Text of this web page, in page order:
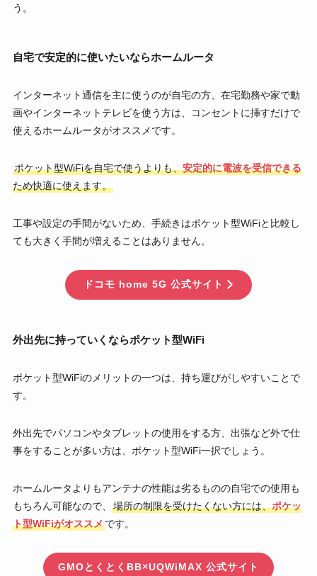
う。
自宅で安定的に使いたいならホームルータ
インターネット通信を主に使うのが自宅の方、在宅勤務や家で動
画やインターネットテレビを使う方は、コンセントに挿すだけで
使えるホームルータがオススメです。
ポケット型WiFiを自宅で使うよりも、安定的に電波を受信できる
ため快適に使えます。
工事や設定の手間がないため、手続きはポケット型WiFiと比較し
ても大きく手間が増えることはありません。
ドコモ home 5G 公式サイト
外出先に持っていくならポケット型WiFi
ポケット型WiFiのメリットの一つは、持ち運びがしやすいことで
す。
外出先でパソコンやタブレットの使用をする方、出張など外で仕
事をすることが多い方は、ポケット型WiFi一択でしょう。
ホームルータよりもアンテナの性能は劣るものの自宅での使用も
もちろん可能なので、
場所の制限を受けたくない方には、ポケッ
ト型WiFiがオススメです。
GMOとくとくBB×UQWiMAX 公式サイト